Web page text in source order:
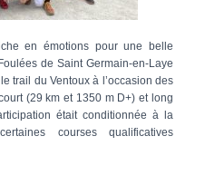
en émotions pour une belle
de Saint Germain-en-Laye
trail du Ventoux à l’occasion des
(29 km et 1350 m D+) et long
était conditionnée à la
courses qualificatives